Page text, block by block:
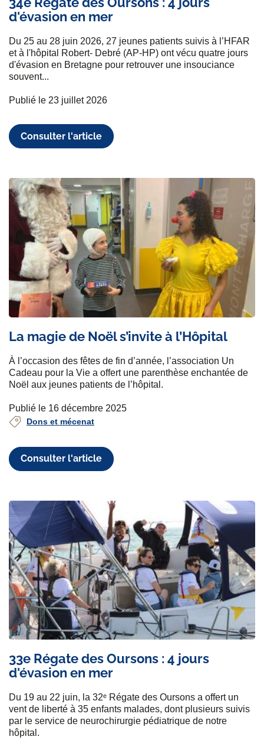
d'évasion en mer
Du 25 au 28 juin 2026, 27 jeunes patients suivis à l’HFAR
et à l'hôpital Robert- Debré (AP-HP) ont vécu quatre jours
d'évasion en Bretagne pour retrouver une insouciance
souvent...
Publié le 23 juillet 2026
Consulter l'article
La magie de Noël s’invite à l’Hôpital
À l’occasion des fêtes de fin d’année, l’association Un
Cadeau pour la Vie a offert une parenthèse enchantée de
Noël aux jeunes patients de l’hôpital.
Publié le 16 décembre 2025
Dons et mécenat
Consulter l'article
33e Régate des Oursons : 4 jours
d'évasion en mer
Du 19 au 22 juin, la 32ᵉ Régate des Oursons a offert un
vent de liberté à 35 enfants malades, dont plusieurs suivis
par le service de neurochirurgie pédiatrique de notre
hôpital.